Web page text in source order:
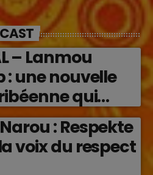
– Lanmou
: une nouvelle
qui
les émotions
(2026)
: Respekte
voix du respect